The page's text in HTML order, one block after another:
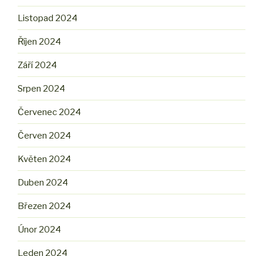
Listopad 2024
Říjen 2024
Září 2024
Srpen 2024
Červenec 2024
Červen 2024
Květen 2024
Duben 2024
Březen 2024
Únor 2024
Leden 2024